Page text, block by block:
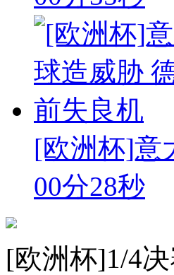
[欧洲杯]意
00分28秒
[欧洲杯]1/4